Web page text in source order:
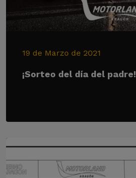
19 de Marzo de 2021
¡Sorteo del día del padre!